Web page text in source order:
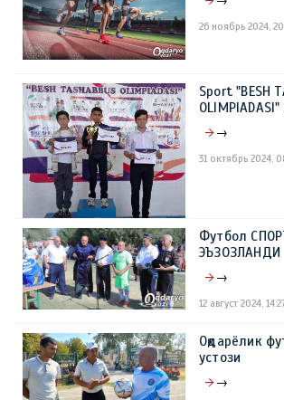
26 ноябрь 2024,
Sport "BESH
OLIMPIADASI"
→
31 октябрь 2024,
Футбол
ЭЪЗОЗЛАНДИ
→
12 август 2024,
Оқдарёлик
устози
→